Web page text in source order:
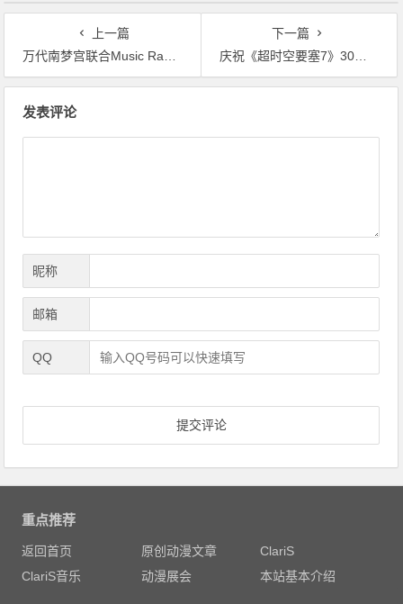
上一篇
万代南梦宫联合Music Ray’n推出《SZNO》项目，首张单曲《xx》亮相
下一篇
庆祝《超时空要塞7》30周年，2025年2月举办FIRE BOMBER LIVE
发表评论
昵称
邮箱
QQ
重点推荐
返回首页 原创动漫文章
ClariS
ClariS音乐
动漫展会 本站基本介绍